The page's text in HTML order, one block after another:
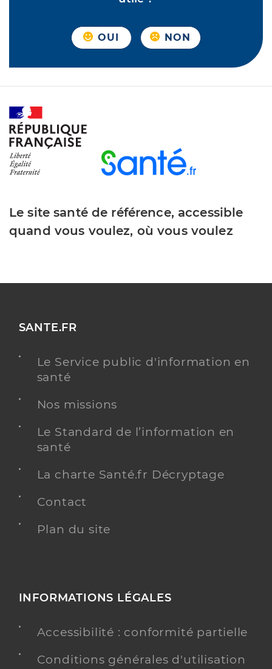
OUI NON
Le site santé de référence, accessible
quand vous voulez, où vous voulez
SANTE.FR
Le Service public d'information en
santé
Nos missions
Le Standard de l’information en
santé
La charte Santé.fr Décryptage
Contact
Plan du site
INFORMATIONS LÉGALES
Accessibilité : conformité partielle
Conditions générales d'utilisation